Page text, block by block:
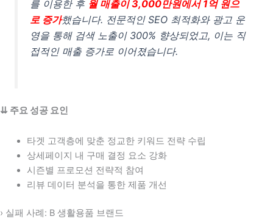
를 이용한 후 월 매출이 3,000만원에서 1억 원으
로 증가했습니다. 전문적인 SEO 최적화와 광고 운
영을 통해 검색 노출이 300% 향상되었고, 이는 직
접적인 매출 증가로 이어졌습니다.
⇊ 주요 성공 요인
타겟 고객층에 맞춘 정교한 키워드 전략 수립
상세페이지 내 구매 결정 요소 강화
시즌별 프로모션 전략적 참여
리뷰 데이터 분석을 통한 제품 개선
› 실패 사례: B 생활용품 브랜드